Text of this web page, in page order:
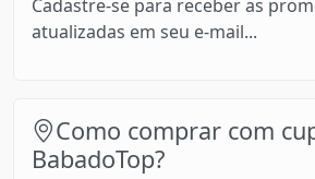
Cadastre-se para receber as
atualizadas em seu e-mail...
Como comprar com
BabadoTop?